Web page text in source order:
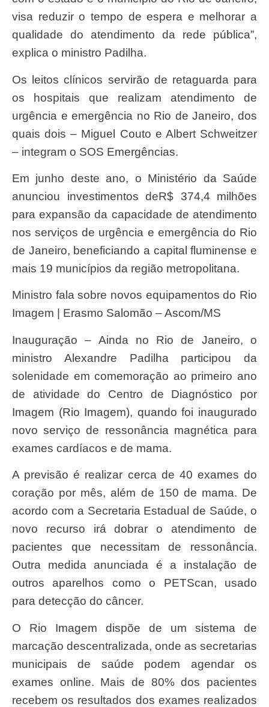
visa reduzir o tempo de espera e melhorar a
qualidade do atendimento da rede pública”,
explica o ministro Padilha.
Os leitos clínicos servirão de retaguarda para
os hospitais que realizam atendimento de
urgência e emergência no Rio de Janeiro, dos
quais dois – Miguel Couto e Albert Schweitzer
– integram o SOS Emergências.
Em junho deste ano, o Ministério da Saúde
anunciou investimentos deR$ 374,4 milhões
para expansão da capacidade de atendimento
nos serviços de urgência e emergência do Rio
de Janeiro, beneficiando a capital fluminense e
mais 19 municípios da região metropolitana.
Ministro fala sobre novos equipamentos do Rio
Imagem | Erasmo Salomão – Ascom/MS
Inauguração – Ainda no Rio de Janeiro, o
ministro Alexandre Padilha participou da
solenidade em comemoração ao primeiro ano
de atividade do Centro de Diagnóstico por
Imagem (Rio Imagem), quando foi inaugurado
novo serviço de ressonância magnética para
exames cardíacos e de mama.
A previsão é realizar cerca de 40 exames do
coração por mês, além de 150 de mama. De
acordo com a Secretaria Estadual de Saúde, o
novo recurso irá dobrar o atendimento de
pacientes que necessitam de ressonância.
Outra medida anunciada é a instalação de
outros aparelhos como o PETScan, usado
para detecção do câncer.
O Rio Imagem dispõe de um sistema de
marcação descentralizada, onde as secretarias
municipais de saúde podem agendar os
exames online. Mais de 80% dos pacientes
recebem os resultados dos exames realizados